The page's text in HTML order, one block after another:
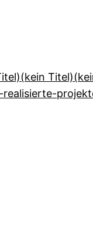
(kein Titel)
realisierte-